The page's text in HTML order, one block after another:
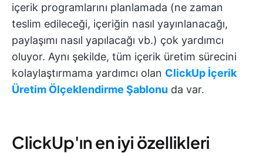
içerik programlarını planlamada (ne zaman
teslim edileceği, içeriğin nasıl yayınlanacağı,
paylaşımı nasıl yapılacağı vb.) çok yardımcı
oluyor. Aynı şekilde, tüm içerik üretim sürecini
kolaylaştırmama yardımcı olan ClickUp İçerik
Üretim Ölçeklendirme Şablonu da var.
ClickUp'ın en iyi özellikleri